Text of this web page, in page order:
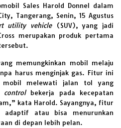
Sales Harold Donnel dalam
Tangerang, Senin, 15 Agustus
utility vehicle(SUV), yang jadi
merupakan produk pertama
memungkinkan mobil melaju
harus menginjak gas. Fitur ini
mobil melewati jalan tol yang
controlbekerja pada kecepatan
kata Harold. Sayangnya, fitur
atau bisa menurunkan
di depan lebih pelan.